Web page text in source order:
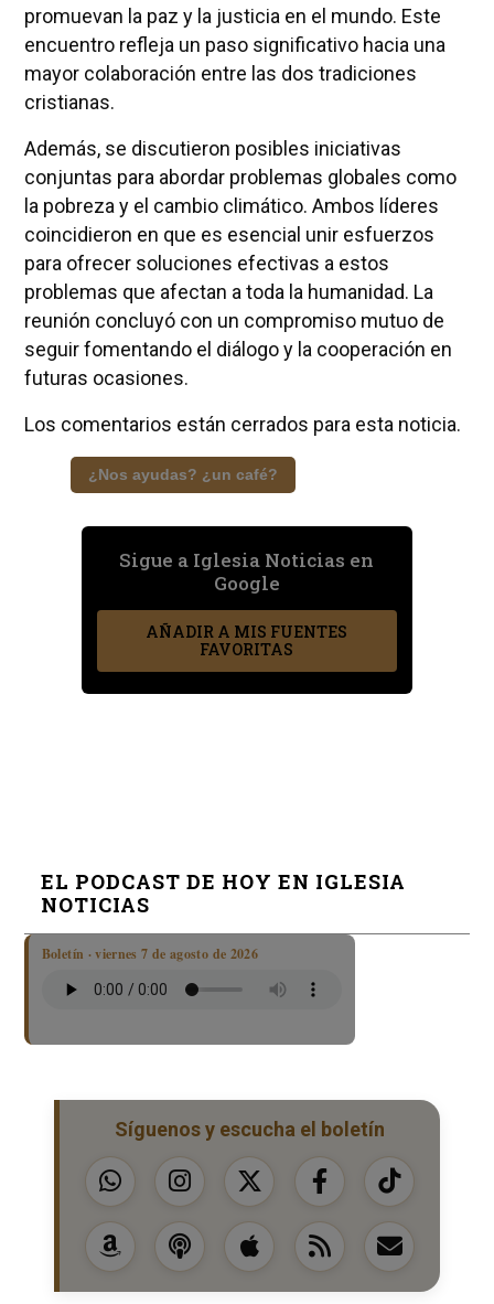
promuevan la paz y la justicia en el mundo. Este
encuentro refleja un paso significativo hacia una
mayor colaboración entre las dos tradiciones
cristianas.
Además, se discutieron posibles iniciativas
conjuntas para abordar problemas globales como
la pobreza y el cambio climático. Ambos líderes
coincidieron en que es esencial unir esfuerzos
para ofrecer soluciones efectivas a estos
problemas que afectan a toda la humanidad. La
reunión concluyó con un compromiso mutuo de
seguir fomentando el diálogo y la cooperación en
futuras ocasiones.
Los comentarios están cerrados para esta noticia.
¿Nos ayudas? ¿un café?
Sigue a Iglesia Noticias en
Google
AÑADIR A MIS FUENTES
FAVORITAS
EL PODCAST DE HOY EN IGLESIA
NOTICIAS
Boletín · viernes 7 de agosto de 2026
Síguenos y escucha el boletín